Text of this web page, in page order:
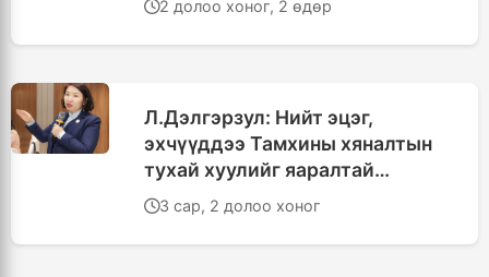
2 долоо хоног, 2 өдөр
Л.Дэлгэрзул: Нийт эцэг,
эхчүүддээ Тамхины хяналтын
тухай хуулийг яаралтай
батлуулах цахим өргөдлийг
дэмжихийг уриалж байна
3 сар, 2 долоо хоног